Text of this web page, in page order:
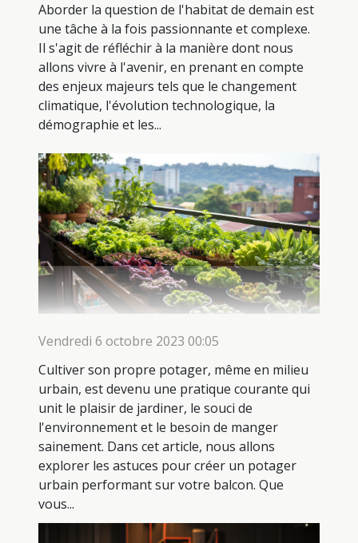
Aborder la question de l'habitat de demain est
une tâche à la fois passionnante et complexe.
Il s'agit de réfléchir à la manière dont nous
allons vivre à l'avenir, en prenant en compte
des enjeux majeurs tels que le changement
climatique, l'évolution technologique, la
démographie et les...
Vendredi 6 octobre 2023 00:05
Cultiver son propre potager, même en milieu
urbain, est devenu une pratique courante qui
unit le plaisir de jardiner, le souci de
l'environnement et le besoin de manger
sainement. Dans cet article, nous allons
explorer les astuces pour créer un potager
urbain performant sur votre balcon. Que
vous...